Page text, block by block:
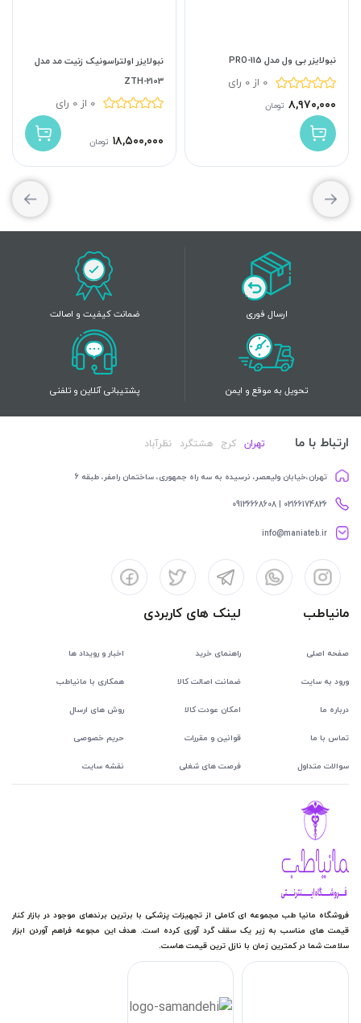
نبولایزر بی ول مدل PRO-115
0 از 0 رای
۸,۹۷۰,۰۰۰ تومان
نبولایزر اولتراسونیک زنیت مد مدل
ZTH-2103
0 از 0 رای
۱۸,۵۰۰,۰۰۰ تومان
ارسال فوری ضمانت کیفیت و اصالت
تحویل به موقع و ایمن پشتیبانی آنلاین و تلفنی
ارتباط با ما تهران کرج هشتگرد نظرآباد
تهران،خیابان ولیعصر، نرسیده به سه راه جمهوری، ساختمان رامفر، طبقه 6
02166174826 | 09126668608
info@maniateb.ir
مانیاطب
صفحه اصلی
ورود به سایت
درباره ما
تماس با ما
سوالات متداول
لینک های کاربردی
راهنمای خرید اخبار و رویداد ها
ضمانت اصالت کالا همکاری با مانیاطب
امکان عودت کالا روش های ارسال
قوانین و مقررات حریم خصوصی
فرصت های شغلی نقشه سایت
فروشگاه مانیا طب مجموعه ای کاملی از تجهیزات پزشکی با برترین برندهای موجود در بازار کنار
قیمت های مناسب به زیر یک سقف گرد آوری کرده است. هدف این مجوعه فراهم آوردن ابزار
سلامت شما در کمترین زمان با نازل ترین قیمت هاست.